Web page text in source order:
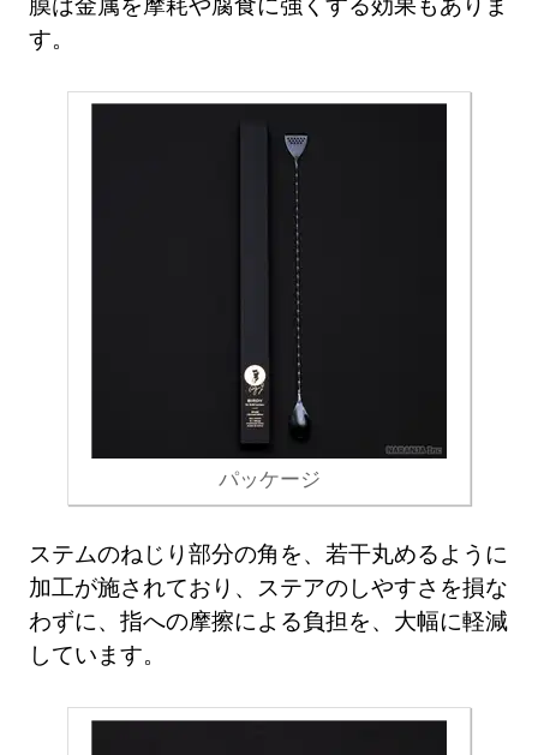
す。
パッケージ
ステムのねじり部分の角を、若干丸めるように
加工が施されており、ステアのしやすさを損な
わずに、指への摩擦による負担を、大幅に軽減
しています。